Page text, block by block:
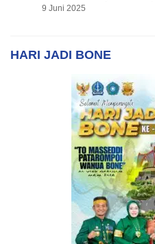
9 Juni 2025
HARI JADI BONE